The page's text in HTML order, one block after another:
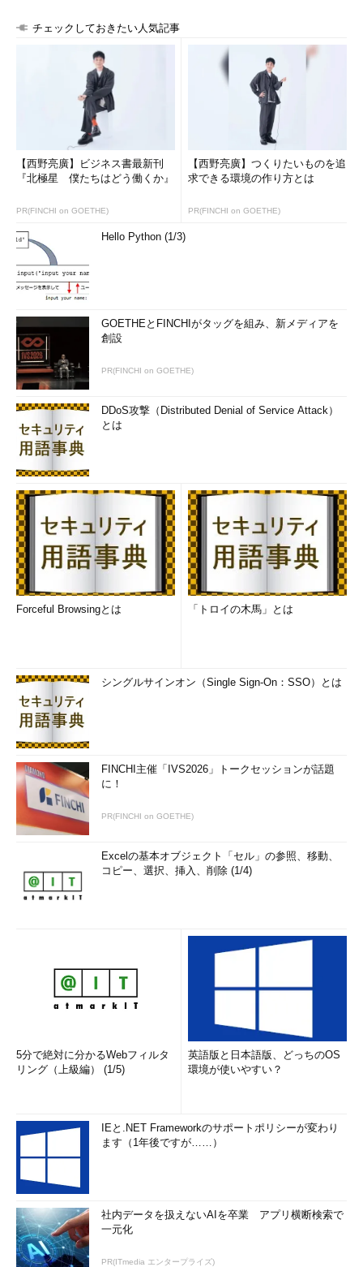
チェックしておきたい人気記事
【西野亮廣】ビジネス書最新刊
『北極星 僕たちはどう働くか』
PR(FINCHI on GOETHE)
【西野亮廣】つくりたいものを追
求できる環境の作り方とは
PR(FINCHI on GOETHE)
Hello Python (1/3)
GOETHEとFINCHIがタッグを組み、新メディアを
創設
PR(FINCHI on GOETHE)
DDoS攻撃（Distributed Denial of Service Attack）
とは
Forceful Browsingとは 「トロイの木馬」とは
シングルサインオン（Single Sign-On：SSO）とは
FINCHI主催「IVS2026」トークセッションが話題
に！
PR(FINCHI on GOETHE)
Excelの基本オブジェクト「セル」の参照、移動、
コピー、選択、挿入、削除 (1/4)
5分で絶対に分かるWebフィルタ
リング（上級編） (1/5)
英語版と日本語版、どっちのOS
環境が使いやすい？
IEと.NET Frameworkのサポートポリシーが変わり
ます（1年後ですが……）
社内データを扱えないAIを卒業 アプリ横断検索で
一元化
PR(ITmedia エンタープライズ)